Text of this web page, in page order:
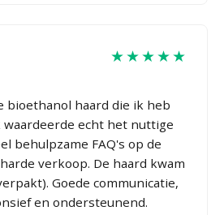
★★★★★
bioethanol haard die ik heb
waardeerde echt het nuttige
behulpzame FAQ's op de
verkoop. De haard kwam
Goede communicatie,
en ondersteunend.